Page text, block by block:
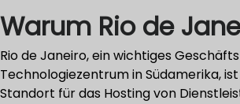
Warum Rio de
Rio de Janeiro, ein wichtiges
Technologiezentrum in Südamerika,
Standort für das Hosting von